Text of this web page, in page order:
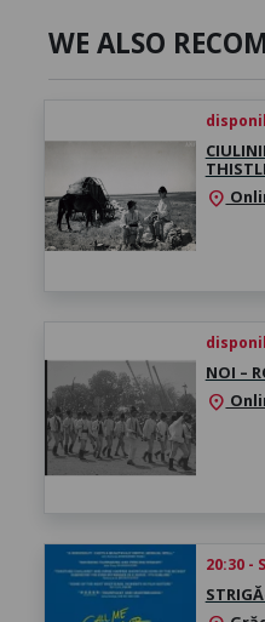
WE ALSO
location_on
NOI –
location_on
20:30 -